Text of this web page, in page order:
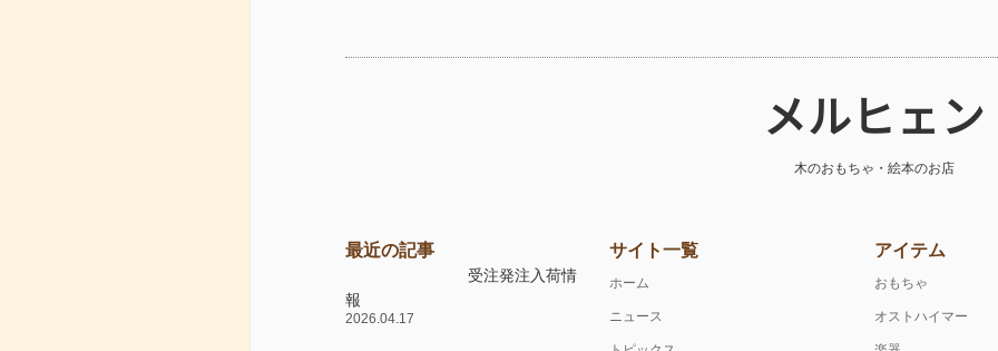
メルヒェン
木のおもちゃ・絵本のお店
最近の記事
受注発注入荷情
報
2026.04.17
サイト一覧
ホーム
ニュース
アイテム
おもちゃ
オストハイマー